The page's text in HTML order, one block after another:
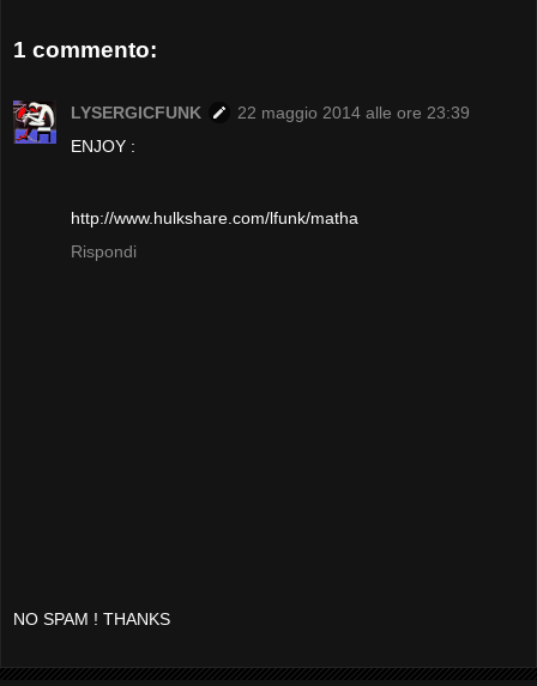
1 commento:
LYSERGICFUNK
22 maggio 2014 alle ore 23:39
ENJOY :
http://www.hulkshare.com/lfunk/matha
Rispondi
NO SPAM ! THANKS